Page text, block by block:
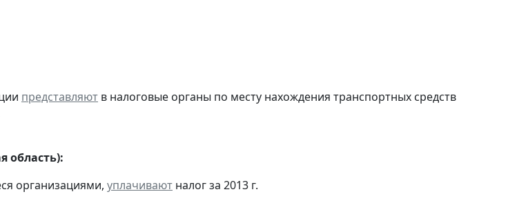
представляют в налоговые органы по месту нахождения транспортных средств
область):
организациями, уплачивают налог за 2013 г.